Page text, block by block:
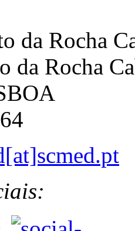
da Rocha
da Rocha